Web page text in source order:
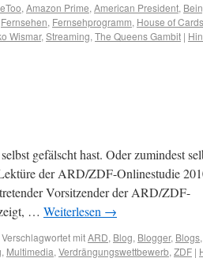
, Amazon Prime, American President,
Fernsehen, Fernsehprogramm, House of Cards
Wismar, Streaming, The Queens Gambit |
gefälscht hast. Oder zumindest
der ARD/ZDF-Onlinestudie
Vorsitzender der ARD/ZDF-
… Weiterlesen →
Verschlagwortet mitARD, Blog, Blogger, Blogs,
, Multimedia, Verdrängungswettbewerb, ZDF |